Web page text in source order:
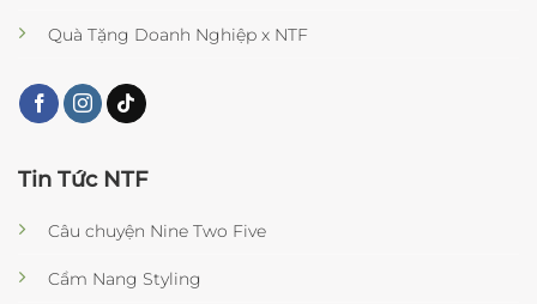
Quà Tặng Doanh Nghiệp x NTF
Tin Tức NTF
Câu chuyện Nine Two Five
Cẩm Nang Styling